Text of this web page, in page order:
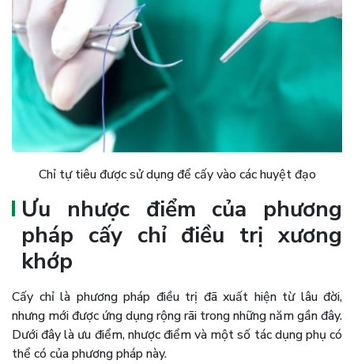
Chỉ tự tiêu được sử dụng để cấy vào các huyệt đạo
Ưu nhược điểm của phương
pháp cấy chỉ điều trị xương
khớp
Cấy chỉ là phương pháp điều trị đã xuất hiện từ lâu đời,
nhưng mới được ứng dụng rộng rãi trong những năm gần đây.
Dưới đây là ưu điểm, nhược điểm và một số tác dụng phụ có
thể có của phương pháp này.